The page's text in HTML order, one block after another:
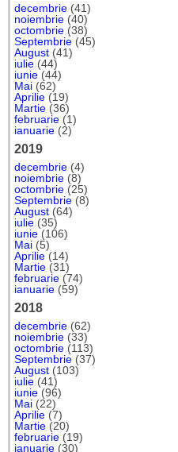
decembrie (41)
noiembrie (40)
octombrie (38)
Septembrie (45)
August (41)
iulie (44)
iunie (44)
Mai (62)
Aprilie (19)
Martie (36)
februarie (1)
ianuarie (2)
2019
decembrie (4)
noiembrie (8)
octombrie (25)
Septembrie (8)
August (64)
iulie (35)
iunie (106)
Mai (5)
Aprilie (14)
Martie (31)
februarie (74)
ianuarie (59)
2018
decembrie (62)
noiembrie (33)
octombrie (113)
Septembrie (37)
August (103)
iulie (41)
iunie (96)
Mai (22)
Aprilie (7)
Martie (20)
februarie (19)
ianuarie (30)